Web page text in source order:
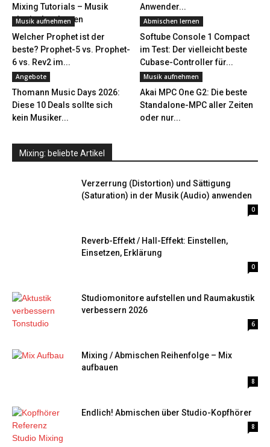
Mixing Tutorials – Musik
abmischen lernen
Anwender...
Musik aufnehmen
Welcher Prophet ist der
beste? Prophet-5 vs. Prophet-
6 vs. Rev2 im...
Abmischen lernen
Softube Console 1 Compact
im Test: Der vielleicht beste
Cubase-Controller für...
Angebote
Thomann Music Days 2026:
Diese 10 Deals sollte sich
kein Musiker...
Musik aufnehmen
Akai MPC One G2: Die beste
Standalone-MPC aller Zeiten
oder nur...
Mixing: beliebte Artikel
Verzerrung (Distortion) und Sättigung
(Saturation) in der Musik (Audio) anwenden
0
Reverb-Effekt / Hall-Effekt: Einstellen,
Einsetzen, Erklärung
0
Studiomonitore aufstellen und Raumakustik
verbessern 2026
6
Mixing / Abmischen Reihenfolge – Mix
aufbauen
8
Endlich! Abmischen über Studio-Kopfhörer
8